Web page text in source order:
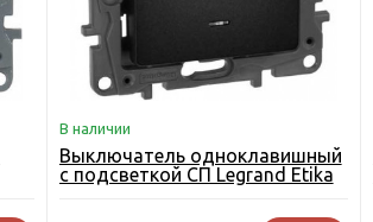
В наличии
Выключатель одноклавишный
с подсветкой СП Legrand Etika